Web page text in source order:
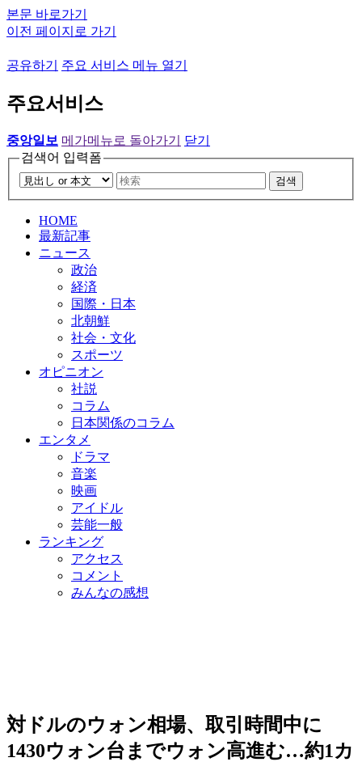
본문 바로가기
이전 페이지로 가기
공유하기 주요 서비스 메뉴 열기
주요서비스
중앙일보 메가메뉴로 돌아가기
닫기
검색어 입력폼
검색
HOME
最新記事
ニュース
政治
経済
国際・日本
北朝鮮
社会・文化
スポーツ
オピニオン
社説
コラム
日本関係のコラム
エンタメ
ドラマ
音楽
映画
アイドル
芸能一般
ランキング
アクセス
コメント
みんなの感想
対ドルのウォン相場、取引時間中に
1430ウォン台までウォン高進む…約1カ